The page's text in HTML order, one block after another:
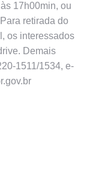
17h00min, ou
retirada do
os interessados
Demais
1511/1534, e-